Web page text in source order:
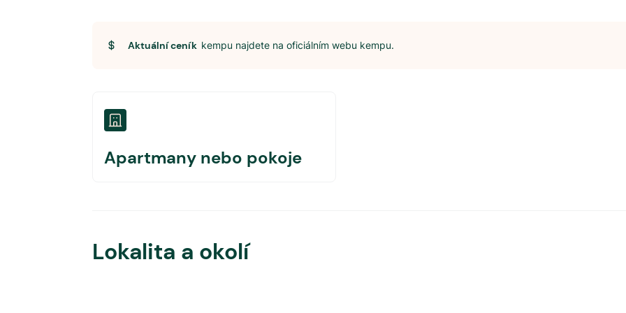
Aktuální ceník kempu najdete na oficiálním webu kempu.
Apartmany nebo pokoje
Lokalita a okolí